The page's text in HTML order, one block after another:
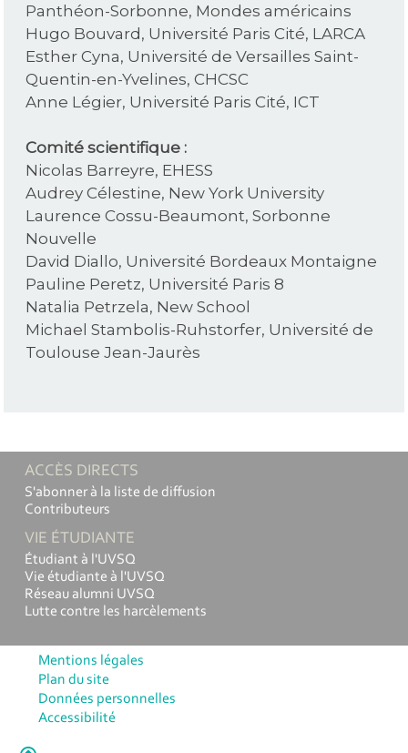
Panthéon-Sorbonne, Mondes américains
Hugo Bouvard, Université Paris Cité, LARCA
Esther Cyna, Université de Versailles Saint-
Quentin-en-Yvelines, CHCSC
Anne Légier, Université Paris Cité, ICT
Comité scientifique :
Nicolas Barreyre, EHESS
Audrey Célestine, New York University
Laurence Cossu-Beaumont, Sorbonne
Nouvelle
David Diallo, Université Bordeaux Montaigne
Pauline Peretz, Université Paris 8
Natalia Petrzela, New School
Michael Stambolis-Ruhstorfer, Université de
Toulouse Jean-Jaurès
ACCÈS DIRECTS
S'abonner à la liste de diffusion
Contributeurs
VIE ÉTUDIANTE
Étudiant à l'UVSQ
Vie étudiante à l'UVSQ
Réseau alumni UVSQ
Lutte contre les harcèlements
Mentions légales
Plan du site
Données personnelles
Accessibilité